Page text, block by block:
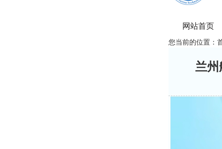
网站首页
您当前的位置：
兰州